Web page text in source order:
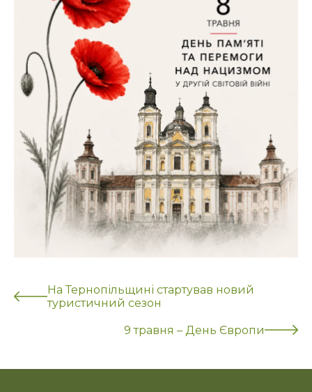
На Тернопільщині стартував новий
туристичний сезон
9 травня – День Європи